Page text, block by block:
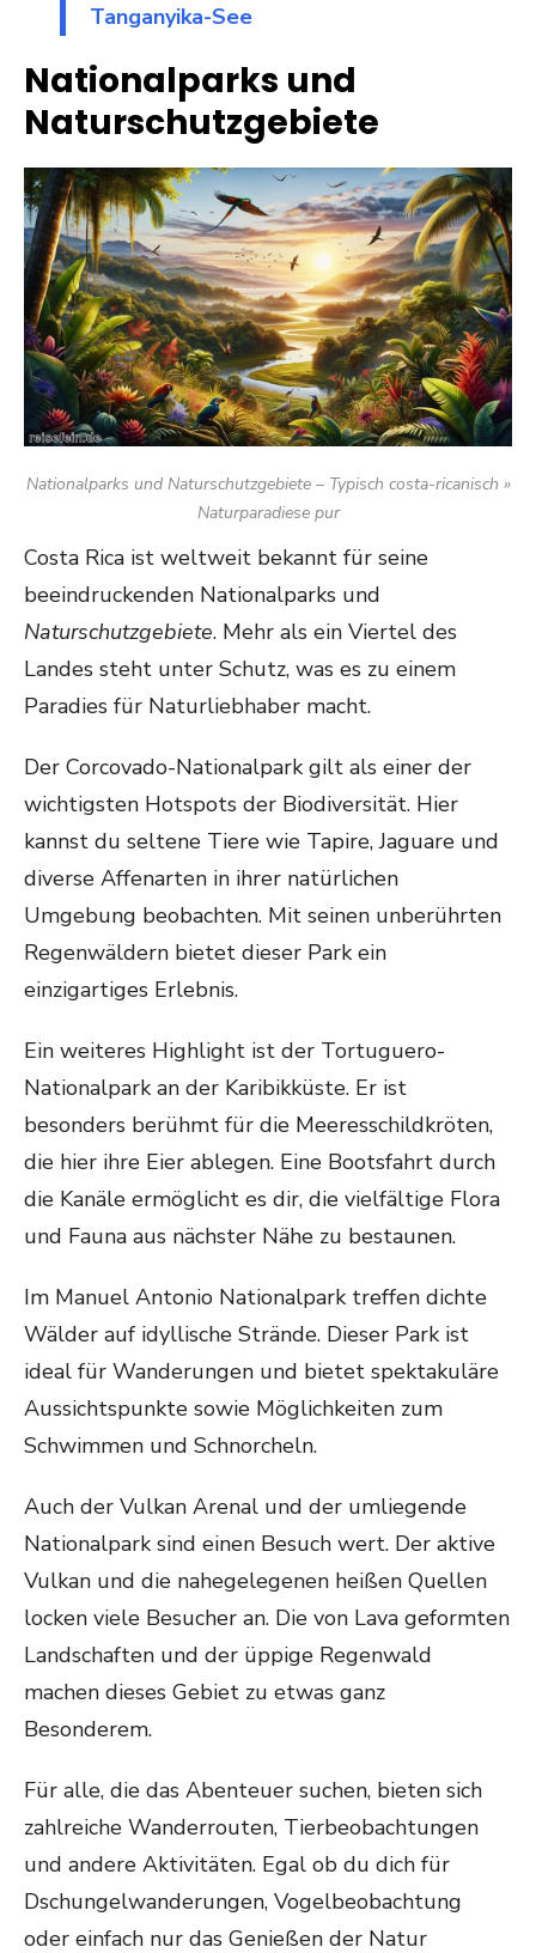
Tanganyika-See
Nationalparks und
Naturschutzgebiete
Nationalparks und Naturschutzgebiete – Typisch costa-ricanisch »
Naturparadiese pur
Costa Rica ist weltweit bekannt für seine
beeindruckenden Nationalparks und
Naturschutzgebiete. Mehr als ein Viertel des
Landes steht unter Schutz, was es zu einem
Paradies für Naturliebhaber macht.
Der Corcovado-Nationalpark gilt als einer der
wichtigsten Hotspots der Biodiversität. Hier
kannst du seltene Tiere wie Tapire, Jaguare und
diverse Affenarten in ihrer natürlichen
Umgebung beobachten. Mit seinen unberührten
Regenwäldern bietet dieser Park ein
einzigartiges Erlebnis.
Ein weiteres Highlight ist der Tortuguero-
Nationalpark an der Karibikküste. Er ist
besonders berühmt für die Meeresschildkröten,
die hier ihre Eier ablegen. Eine Bootsfahrt durch
die Kanäle ermöglicht es dir, die vielfältige Flora
und Fauna aus nächster Nähe zu bestaunen.
Im Manuel Antonio Nationalpark treffen dichte
Wälder auf idyllische Strände. Dieser Park ist
ideal für Wanderungen und bietet spektakuläre
Aussichtspunkte sowie Möglichkeiten zum
Schwimmen und Schnorcheln.
Auch der Vulkan Arenal und der umliegende
Nationalpark sind einen Besuch wert. Der aktive
Vulkan und die nahegelegenen heißen Quellen
locken viele Besucher an. Die von Lava geformten
Landschaften und der üppige Regenwald
machen dieses Gebiet zu etwas ganz
Besonderem.
Für alle, die das Abenteuer suchen, bieten sich
zahlreiche Wanderrouten, Tierbeobachtungen
und andere Aktivitäten. Egal ob du dich für
Dschungelwanderungen, Vogelbeobachtung
oder einfach nur das Genießen der Natur